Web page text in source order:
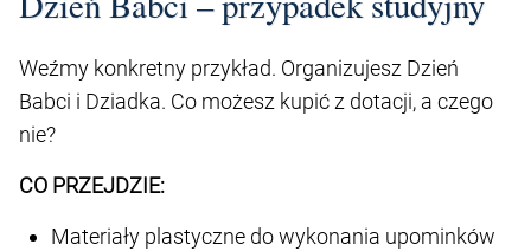
Weźmy konkretny przykład. Organizujesz Dzień
Babci i Dziadka. Co możesz kupić z dotacji, a czego
nie?
CO PRZEJDZIE:
Materiały plastyczne do wykonania upominków